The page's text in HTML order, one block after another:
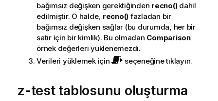
bağımsız değişken gerektiğinden recno()dahil
edilmiştir. O halde, recno() fazladan bir
bağımsız değişken sağlar (bu durumda, her bir
satır için bir kimlik). Bu olmadan Comparison
örnek değerleri yüklenemezdi.
Verileri yüklemek için
seçeneğine tıklayın.
z-testtablosunu oluşturma